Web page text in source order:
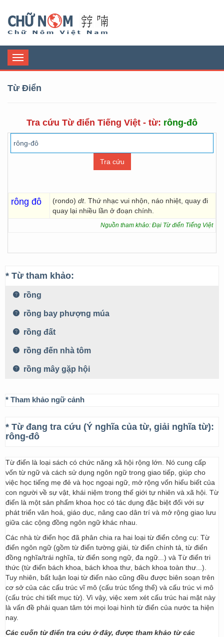
Toggle
navigation
Từ Điển
Tra cứu Từ điển Tiếng Việt - từ: rông-đô
rông đô (rondo) dt. Thứ nhạc vui nhộn, náo nhiệt, quay đi
quay lại nhiều lần ở đoạn chính.
Nguồn tham khảo: Đại Từ điển Tiếng Việt
* Từ tham khảo:
rồng
rồng bay phượng múa
rồng đất
rồng đến nhà tôm
rồng mây gặp hội
* Tham khảo ngữ cảnh
* Từ đang tra cứu (Ý nghĩa của từ, giải nghĩa từ):
rông-đô
Từ điển là loại sách có chức năng xã hội rộng lớn. Nó cung cấp
vốn từ ngữ và cách sử dụng ngôn ngữ trong giao tiếp, giúp cho
việc học tiếng mẹ đẻ và học ngoại ngữ, mở rộng vốn hiểu biết của
con người về sự vật, khái niệm trong thế giới tự nhiên và xã hội. Từ
điển là một sản phẩm khoa học có tác dụng đặc biệt đối với sự
phát triển văn hoá, giáo dục, nâng cao dân trí và mở rộng giao lưu
giữa các cộng đồng ngôn ngữ khác nhau.
Các nhà từ điển học đã phân chia ra hai loại từ điển công cụ: Từ
điển ngôn ngữ (gồm từ điển tường giải, từ điển chính tả, từ điển
đồng nghĩa/trái nghĩa, từ điển song ngữ, đa ngữ...) và Từ điển tri
thức (từ điển bách khoa, bách khoa thư, bách khoa toàn thư...).
Tuy nhiên, bất luận loại từ điển nào cũng đều được biên soạn trên
cơ sở của các cấu trúc vĩ mô (cấu trúc tổng thể) và cấu trúc vi mô
(cấu trúc chi tiết mục từ). Vì vậy, việc xem xét cấu trúc hai mặt này
là vấn đề phải quan tâm tới mọi loại hình từ điển của nước ta hiện
nay.
Các cuốn từ điển tra cứu ở đây, được tham khảo từ các